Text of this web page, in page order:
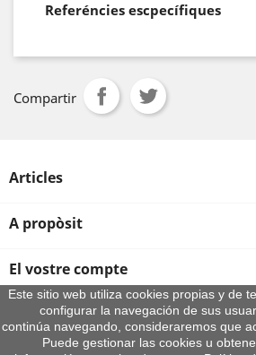
Referéncies escpecífiques
Compartir
Articles
A propòsit
El vostre compte
Informació sobre la botiga
Este sitio web utiliza cookies propias y de
configurar la navegación de sus
continúa navegando, consideraremos que
Puede gestionar las cookies u
© 2026 - By Aeroteca